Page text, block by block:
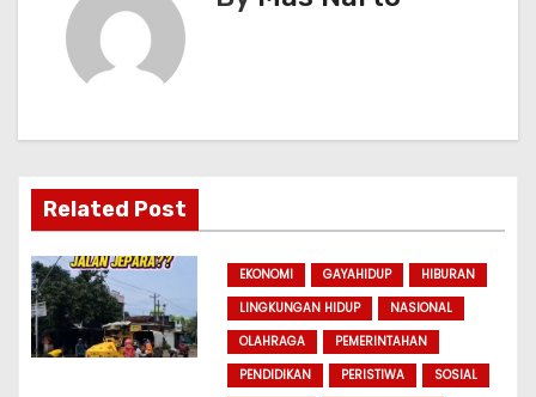
a
t
i
o
n
Related Post
EKONOMI GAYAHIDUP
HIBURAN
LINGKUNGAN HIDUP
NASIONAL
OLAHRAGA
PEMERINTAHAN
PENDIDIKAN
PERISTIWA
SOSIAL